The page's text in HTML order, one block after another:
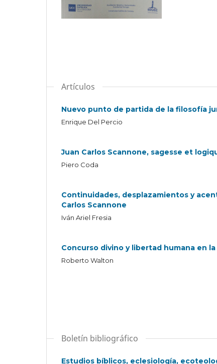
Artículos
Nuevo punto de partida de la filosofía
Enrique Del Percio
Juan Carlos Scannone, sagesse et
Piero Coda
Continuidades, desplazamientos y
Carlos Scannone
Iván Ariel Fresia
Concurso divino y libertad humana en
Roberto Walton
Boletín bibliográfico
Estudios bíblicos, eclesiología,